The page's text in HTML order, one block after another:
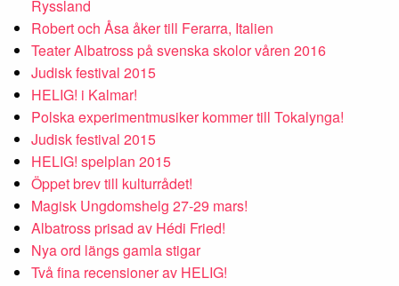
Ryssland
Robert och Åsa åker till Ferarra, Italien
Teater Albatross på svenska skolor våren 2016
Judisk festival 2015
HELIG! i Kalmar!
Polska experimentmusiker kommer till Tokalynga!
Judisk festival 2015
HELIG! spelplan 2015
Öppet brev till kulturrådet!
Magisk Ungdomshelg 27-29 mars!
Albatross prisad av Hédi Fried!
Nya ord längs gamla stigar
Två fina recensioner av HELIG!